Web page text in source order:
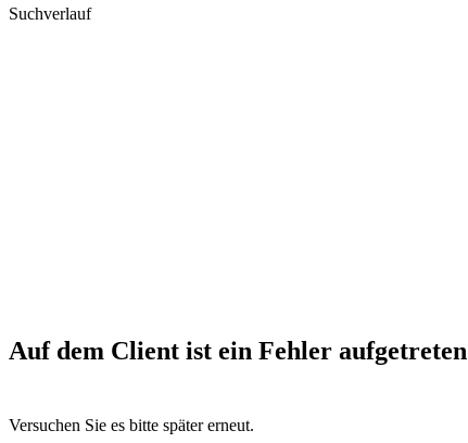
Suchverlauf
Auf dem Client ist ein Fehler aufgetreten
Versuchen Sie es bitte später erneut.